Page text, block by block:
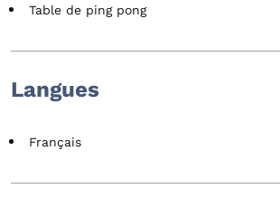
Table de ping pong
Langues
Français